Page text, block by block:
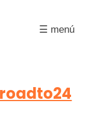
☰ menú